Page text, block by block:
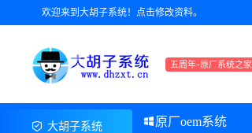
欢迎来到大胡子系统！点击修改资料。
五周年-原厂系统之家
大胡子系统 原厂oem系统